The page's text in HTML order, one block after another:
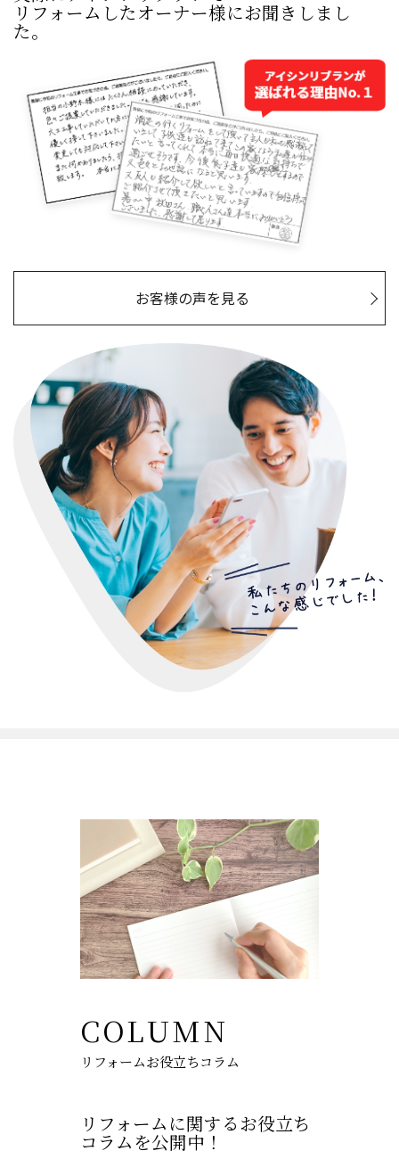
リフォームしたオーナー様にお聞きしまし
た。
お客様の声を見る
COLUMN
リフォームお役立ちコラム
リフォームに関するお役立ち
コラムを公開中！